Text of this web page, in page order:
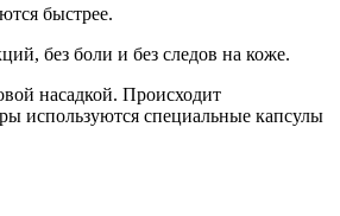
быстрее.
без боли и без следов на коже.
насадкой. Происходит
используются специальные капсулы